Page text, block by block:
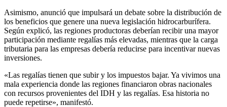
Asimismo, anunció que impulsará un debate sobre la distribución de
los beneficios que genere una nueva legislación hidrocarburífera.
Según explicó, las regiones productoras deberían recibir una mayor
participación mediante regalías más elevadas, mientras que la carga
tributaria para las empresas debería reducirse para incentivar nuevas
inversiones.
«Las regalías tienen que subir y los impuestos bajar. Ya vivimos una
mala experiencia donde las regiones financiaron obras nacionales
con recursos provenientes del IDH y las regalías. Esa historia no
puede repetirse», manifestó.